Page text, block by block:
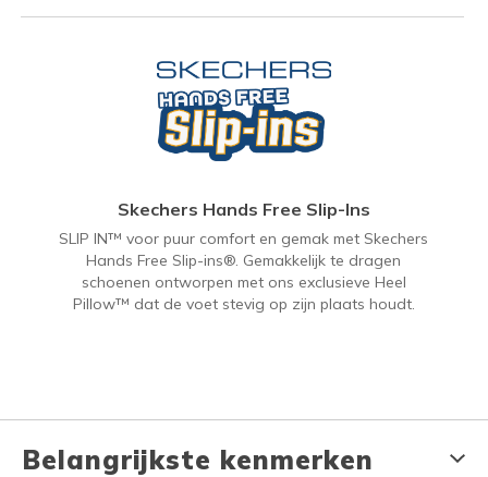
Skechers Hands Free Slip-Ins
SLIP IN™ voor puur comfort en gemak met Skechers
Hands Free Slip-ins®. Gemakkelijk te dragen
schoenen ontworpen met ons exclusieve Heel
Pillow™ dat de voet stevig op zijn plaats houdt.
Belangrijkste kenmerken